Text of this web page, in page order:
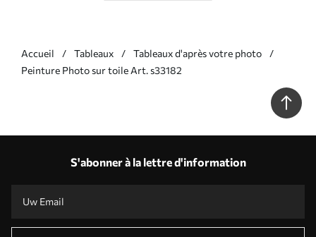
Accueil Tableaux
Tableaux d'après votre photo
Peinture Photo sur toile Art. s33182
S'abonner à la lettre d'information